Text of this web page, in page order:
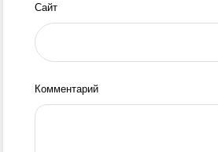
Сайт
Комментарий